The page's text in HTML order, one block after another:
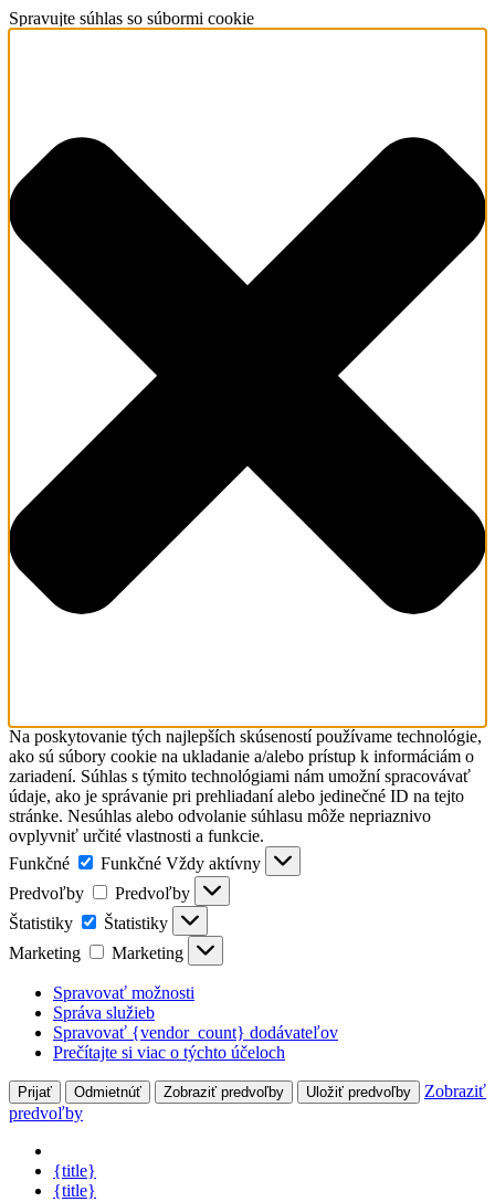
Spravujte súhlas so súbormi cookie
Na poskytovanie tých najlepších skúseností používame technológie,
ako sú súbory cookie na ukladanie a/alebo prístup k informáciám o
zariadení. Súhlas s týmito technológiami nám umožní spracovávať
údaje, ako je správanie pri prehliadaní alebo jedinečné ID na tejto
stránke. Nesúhlas alebo odvolanie súhlasu môže nepriaznivo
ovplyvniť určité vlastnosti a funkcie.
Funkčné
Funkčné Vždy aktívny
Predvoľby
Predvoľby
Štatistiky
Štatistiky
Marketing
Marketing
Spravovať možnosti
Správa služieb
Spravovať {vendor_count} dodávateľov
Prečítajte si viac o týchto účeloch
Prijať Odmietnúť Zobraziť predvoľby Uložiť predvoľby
Zobraziť
predvoľby
{title}
{title}